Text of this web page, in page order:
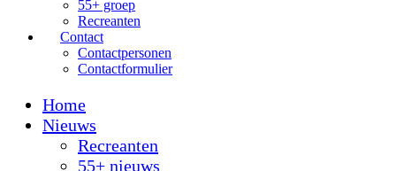
55+ groep
Recreanten
Contact
Contactpersonen
Contactformulier
Home
Nieuws
Recreanten
55+ nieuws